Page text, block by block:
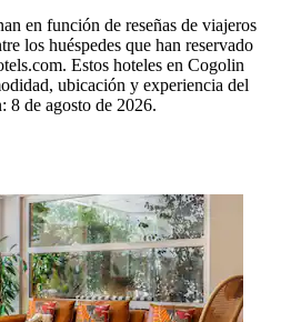
en función de reseñas de viajeros
los huéspedes que han reservado
Estos hoteles en Cogolin
ubicación y experiencia del
8 de agosto de 2026.